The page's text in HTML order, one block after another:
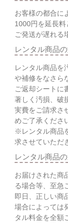
お客様の都合に
1000円を延長料
ご発送が遅れる
レンタル商品
レンタル商品を
や補修をなさら
ご返却シートに
著しく汚損、破
実費をご請求さ
めご了承くださ
※レンタル商品
求させていただ
レンタル商品
お届けされた商
る場合等、至急
即日、正しい商
場合によっては
タル料金を全額